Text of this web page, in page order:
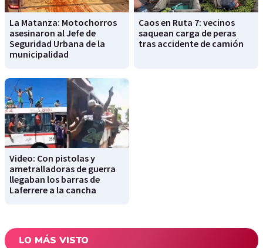
La Matanza: Motochorros
asesinaron al Jefe de
Seguridad Urbana de la
municipalidad
Caos en Ruta 7: vecinos
saquean carga de peras
tras accidente de camión
Video: Con pistolas y
ametralladoras de guerra
llegaban los barras de
Laferrere a la cancha
LO MÁS VISTO